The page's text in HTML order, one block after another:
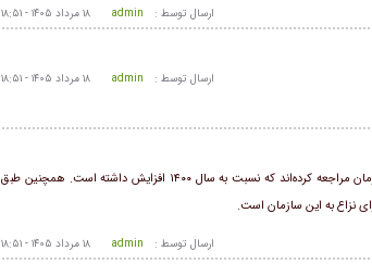
۱۸ مرداد ۱۴۰۵ - ۱۸:۵۱ ارسال توسط : admin
۱۸ مرداد ۱۴۰۵ - ۱۸:۵۱ ارسال توسط : admin
به گواه آمار‌های منتشر شده پزشکی قانونی در سال گذشته، بیش از ۵۹۱ هزار نفر برای نزاع به این سازمان مراجعه کرده‌اند که نسبت به سال ۱۴۰۰ افزایش داشته است. همچنین طبق
۱۸ مرداد ۱۴۰۵ - ۱۸:۵۱ ارسال توسط : admin